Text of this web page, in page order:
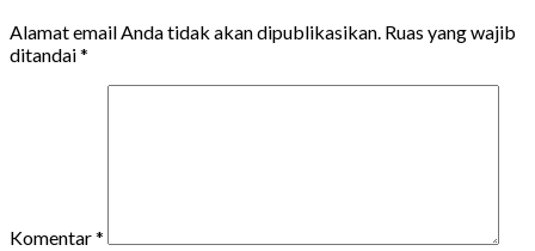
Alamat email Anda tidak akan dipublikasikan. Ruas yang wajib
ditandai*
Komentar*